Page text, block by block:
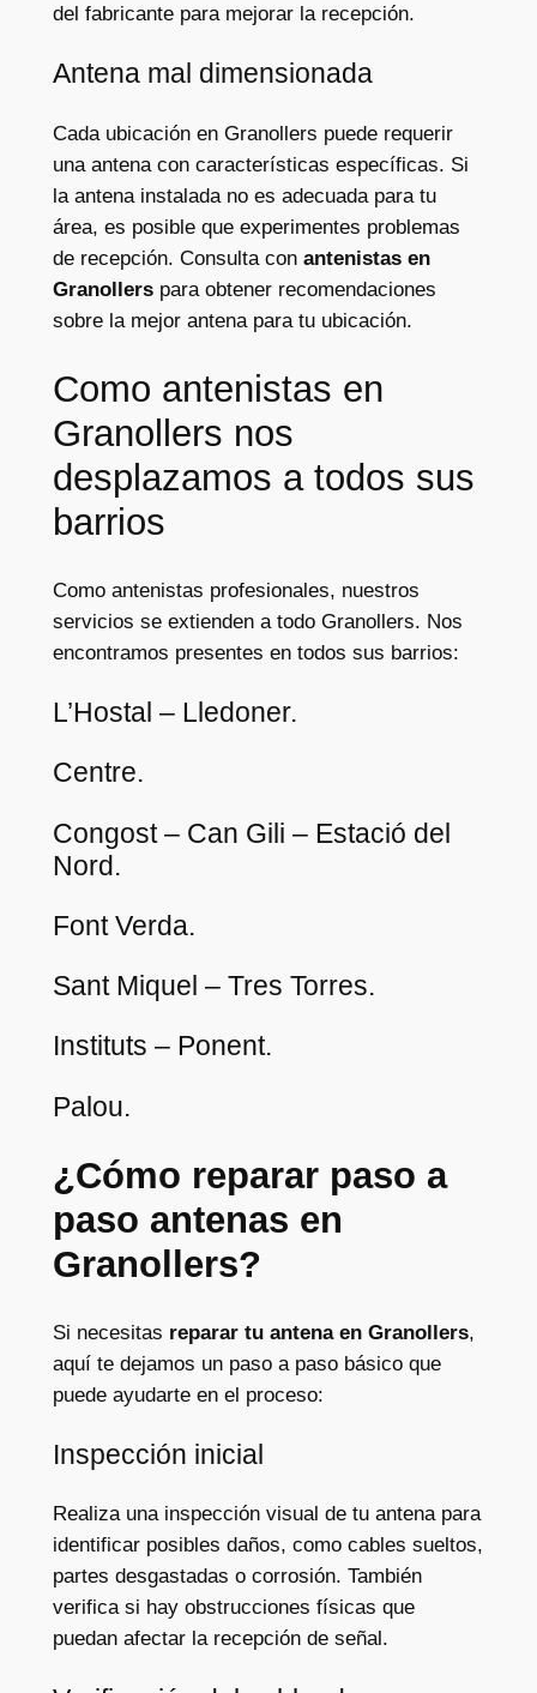
del fabricante para mejorar la recepción.
Antena mal dimensionada
Cada ubicación en Granollers puede requerir
una antena con características específicas. Si
la antena instalada no es adecuada para tu
área, es posible que experimentes problemas
de recepción. Consulta con antenistas en
Granollerspara obtener recomendaciones
sobre la mejor antena para tu ubicación.
Como antenistas en
Granollers nos
desplazamos a todos sus
barrios
Como antenistas profesionales, nuestros
servicios se extienden a todo Granollers. Nos
encontramos presentes en todos sus barrios:
L’Hostal – Lledoner.
Centre.
Congost – Can Gili – Estació del
Nord.
Font Verda.
Sant Miquel – Tres Torres.
Instituts – Ponent.
Palou.
¿Cómo reparar paso a
paso antenas en
Granollers?
Si necesitas reparar tu antena en Granollers,
aquí te dejamos un paso a paso básico que
puede ayudarte en el proceso:
Inspección inicial
Realiza una inspección visual de tu antena para
identificar posibles daños, como cables sueltos,
partes desgastadas o corrosión. También
verifica si hay obstrucciones físicas que
puedan afectar la recepción de señal.